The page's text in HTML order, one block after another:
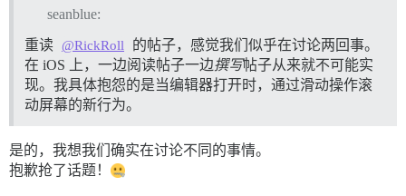
seanblue:
重读 @RickRoll
的帖子，感觉我们似乎在讨论两回事。
在 iOS 上，一边阅读帖子一边撰写帖子从来就不可能实
现。我具体抱怨的是当编辑器打开时，通过滑动操作滚
动屏幕的新行为。
是的，我想我们确实在讨论不同的事情。
抱歉抢了话题！